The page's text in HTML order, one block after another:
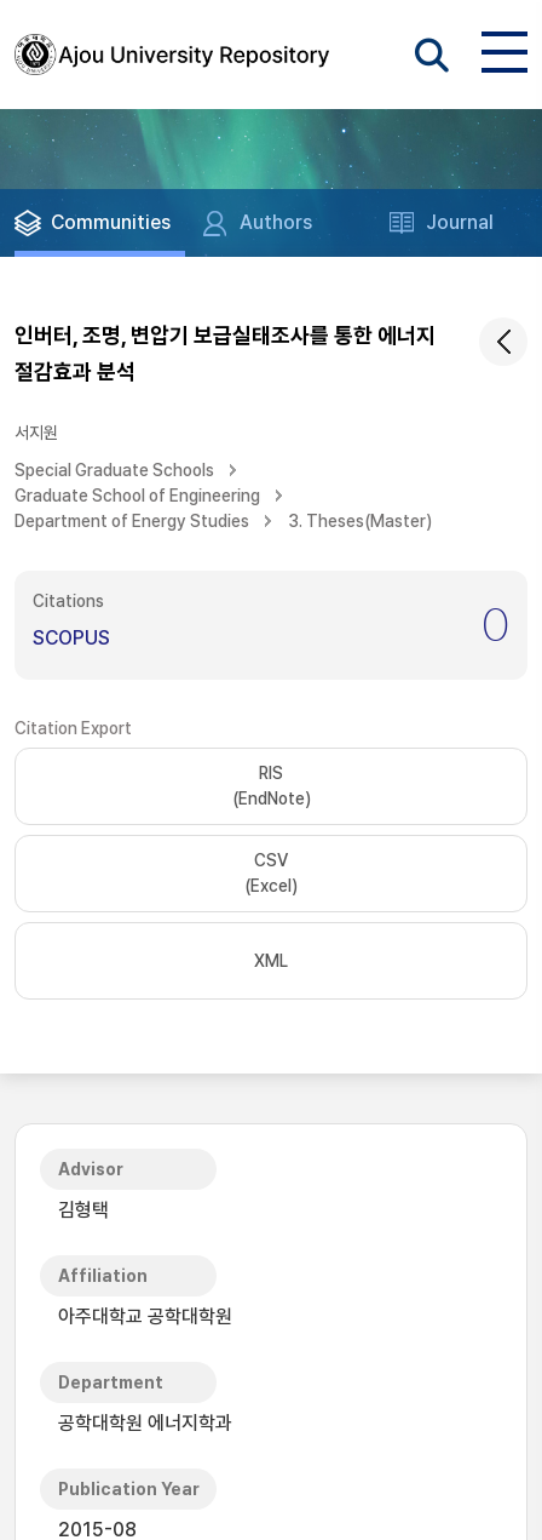
Communities Authors Journal
인버터, 조명, 변압기 보급실태조사를 통한 에너지
절감효과 분석
서지원
Special Graduate Schools
Graduate School of Engineering
Department of Energy Studies
3. Theses(Master)
Citations
SCOPUS 0
Citation Export
RIS
(EndNote)
CSV
(Excel)
XML
Advisor
김형택
Affiliation
아주대학교 공학대학원
Department
공학대학원 에너지학과
Publication Year
2015-08